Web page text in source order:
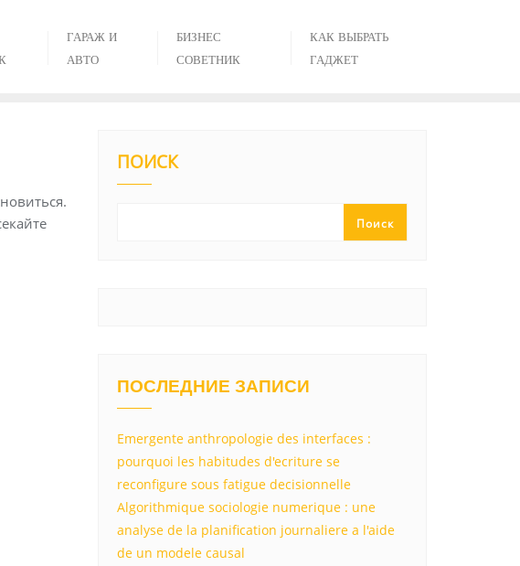
ГАРАЖ И
АВТО
БИЗНЕС
СОВЕТНИК
КАК ВЫБРАТЬ
ГАДЖЕТ
ПОИСК
Поиск
ПОСЛЕДНИЕ ЗАПИСИ
Emergente anthropologie des interfaces :
pourquoi les habitudes d'ecriture se
reconfigure sous fatigue decisionnelle
Algorithmique sociologie numerique : une
analyse de la planification journaliere a l'aide
de un modele causal